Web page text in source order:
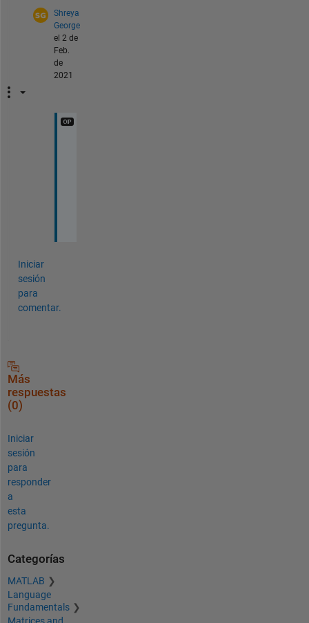
Shreya
George
el 2 de
Feb.
de
2021
Iniciar
sesión
para
comentar.
Más
respuestas
(0)
Iniciar
sesión
para
responder
a
esta
pregunta.
Categorías
MATLAB
Language
Fundamentals